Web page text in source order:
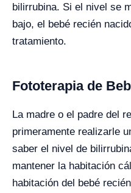
bilirrubina. Si el nivel se
bajo, el bebé recién
tratamiento.
Fototerapia de
La madre o el padre del
primeramente realizarle
saber el nivel de
mantener la habitación
habitación del bebé